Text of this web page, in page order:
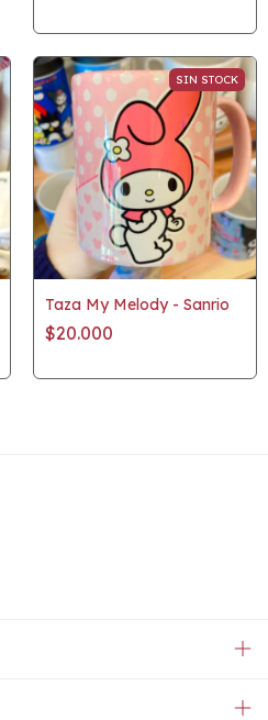
SIN STOCK
Taza My Melody - Sanrio
$20.000